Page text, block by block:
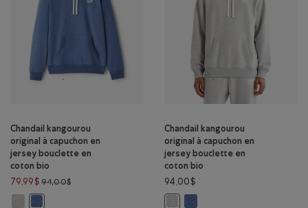
Chandail kangourou
original à capuchon en
jersey bouclette en
coton bio
79,99$ 94,00$Prix réduit de 94,00$ à 79,99$
Chandail kangourou original à capuchon en jersey bouclette en coton
Chandail kangourou original à capuchon en jersey bouclette en
Chandail kangourou
original à capuchon en
jersey bouclette en
coton bio
94,00$
Chandail kangourou original à
Chandail kangourou original